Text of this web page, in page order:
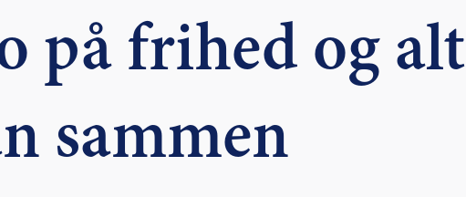
på frihed og alt
sammen